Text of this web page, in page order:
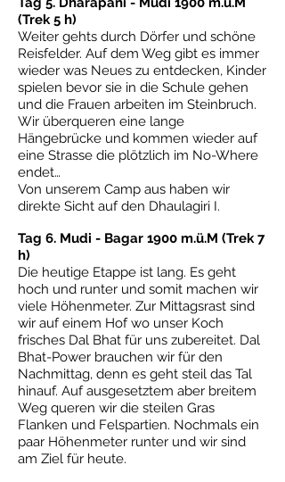
(Trek 5 h)
Weiter gehts durch Dörfer und schöne
Reisfelder. Auf dem Weg gibt es immer
wieder was Neues zu entdecken, Kinder
spielen bevor sie in die Schule gehen
und die Frauen arbeiten im Steinbruch.
Wir überqueren eine lange
Hängebrücke und kommen wieder auf
eine Strasse die plötzlich im No-Where
endet…
Von unserem Camp aus haben wir
direkte Sicht auf den Dhaulagiri I.
Tag 6. Mudi - Bagar 1900 m.ü.M (Trek 7
h)
Die heutige Etappe ist lang. Es geht
hoch und runter und somit machen wir
viele Höhenmeter. Zur Mittagsrast sind
wir auf einem Hof wo unser Koch
frisches Dal Bhat für uns zubereitet. Dal
Bhat-Power brauchen wir für den
Nachmittag, denn es geht steil das Tal
hinauf. Auf ausgesetztem aber breitem
Weg queren wir die steilen Gras
Flanken und Felspartien. Nochmals ein
paar Höhenmeter runter und wir sind
am Ziel für heute.